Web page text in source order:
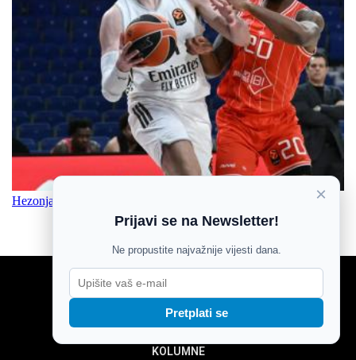
Hezonja se emotivnom porukom oprostio od Real Madrida
NOVOSTI
MOZAIK
KOLUMNE
×
Prijavi se na Newsletter!
Ne propustite najvažnije vijesti dana.
Pretplati se